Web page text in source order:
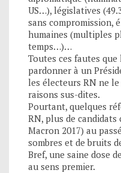
US…), législatives
sans compromission,
humaines (multiples
temps…)…
Toutes ces fautes
pardonner à un
les électeurs RN ne
raisons sus-dites.
Pourtant, quelques
RN, plus de candidats
Macron 2017) au
sombres et de bruits
Bref, une saine dose
au sens premier.